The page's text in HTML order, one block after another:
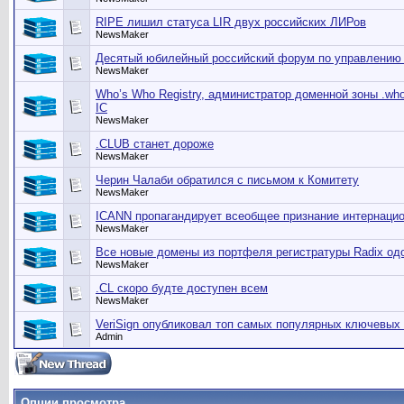
RIPE лишил статуса LIR двух российских ЛИРов
NewsMaker
Десятый юбилейный российский форум по управлению
NewsMaker
Who’s Who Registry, администратор доменной зоны
IC
NewsMaker
.CLUB станет дороже
NewsMaker
Черин Чалаби обратился с письмом к Комитету
NewsMaker
ICANN пропагандирует всеобщее признание
NewsMaker
Все новые домены из портфеля регистратуры Radix
NewsMaker
.CL скоро будте доступен всем
NewsMaker
VeriSign опубликовал топ самых популярных
Admin